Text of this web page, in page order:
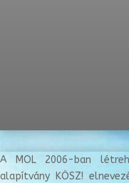
A MOL 2006-ban
alapítvány KÖSZ!